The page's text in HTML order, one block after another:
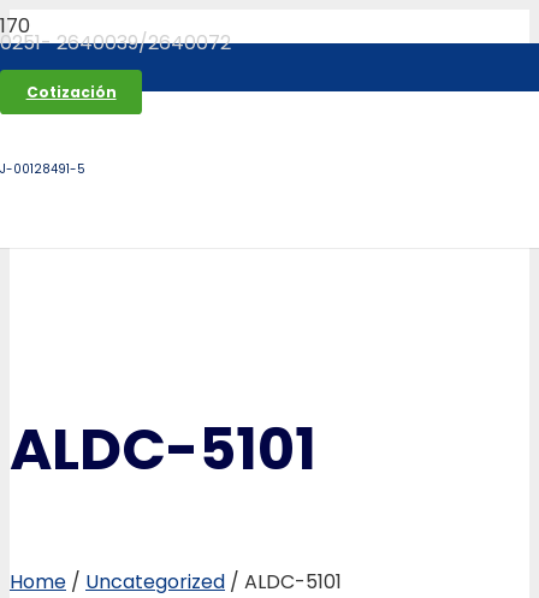
0251- 2640039/2640072
Cotización
J-00128491-5
ALDC-5101
Home / Uncategorized / ALDC-5101